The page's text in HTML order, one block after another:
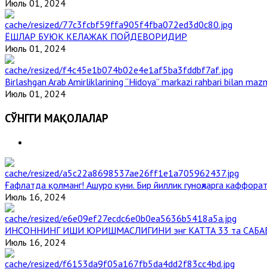
Июль 01, 2024
ЁШЛАР БУЮК КЕЛАЖАК ПОЙДЕВОРИДИР
Июль 01, 2024
Birlashgan Arab Amirliklarining “Hidoya” markazi rahbari bilan
Июль 01, 2024
СЎНГГИ МАҚОЛАЛАР
Ғафлатда қолманг! Ашуро куни. Бир йиллик гуноҳларга
Июль 16, 2024
ИНСОННИНГ ИШИ ЮРИШМАСЛИГИНИ энг КАТТА 33 та
Июль 16, 2024